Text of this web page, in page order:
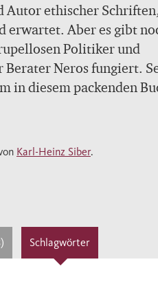
Autor ethischer
erwartet. Aber es gibt
Neros fungiert.
in diesem packenden
Kaisers. Wird es
gelingen, seinen
zu formen?
zeichnet Romm das
sich greift. Dort sterben
Karl-Heinz Siber.
Schlagwörter